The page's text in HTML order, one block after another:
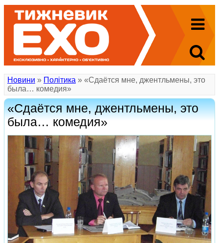
Новини » Політика » «Сдаётся мне, джентльмены, это
была… комедия»
«Сдаётся мне, джентльмены, это
была… комедия»